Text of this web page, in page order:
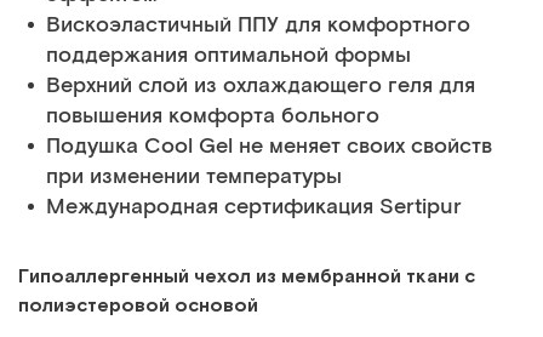
Вискоэластичный ППУ для комфортного
поддержания оптимальной формы
Верхний слой из охлаждающего геля для
повышения комфорта больного
Подушка Cool Gel не меняет своих свойств
при изменении температуры
Международная сертификация Sertipur
Гипоаллергенный чехол из мембранной ткани с
полиэстеровой основой